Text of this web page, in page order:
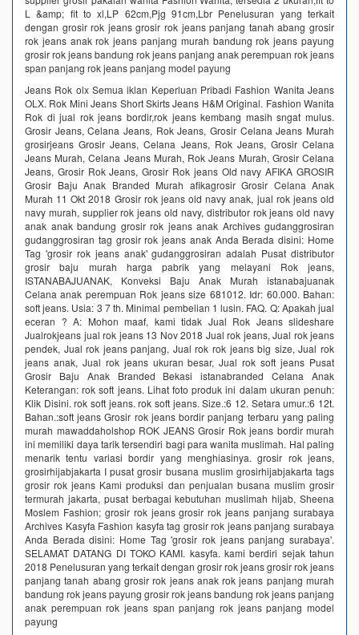
L &amp; fit to xl,LP 62cm,Pjg 91cm,Lbr Penelusuran yang terkait
dengan grosir rok jeans grosir rok jeans panjang tanah abang grosir
rok jeans anak rok jeans panjang murah bandung rok jeans payung
grosir rok jeans bandung rok jeans panjang anak perempuan rok jeans
span panjang rok jeans panjang model payung
Jeans Rok olx Semua iklan Keperluan Pribadi Fashion Wanita Jeans
OLX. Rok Mini Jeans Short Skirts Jeans H&M Original. Fashion Wanita
Rok di jual rok jeans bordir,rok jeans kembang masih sngat mulus.
Grosir Jeans, Celana Jeans, Rok Jeans, Grosir Celana Jeans Murah
grosirjeans Grosir Jeans, Celana Jeans, Rok Jeans, Grosir Celana
Jeans Murah, Celana Jeans Murah, Rok Jeans Murah, Grosir Celana
Jeans, Grosir Rok Jeans, Grosir Rok jeans Old navy AFIKA GROSIR
Grosir Baju Anak Branded Murah afikagrosir Grosir Celana Anak
Murah 11 Okt 2018 Grosir rok jeans old navy anak, jual rok jeans old
navy murah, supplier rok jeans old navy, distributor rok jeans old navy
anak anak bandung grosir rok jeans anak Archives gudanggrosiran
gudanggrosiran tag grosir rok jeans anak Anda Berada disini: Home
Tag 'grosir rok jeans anak' gudanggrosiran adalah Pusat distributor
grosir baju murah harga pabrik yang melayani Rok jeans,
ISTANABAJUANAK, Konveksi Baju Anak Murah istanabajuanak
Celana anak perempuan Rok jeans size 681012. Idr: 60.000. Bahan:
soft jeans. Usia: 3 7 th. Minimal pembelian 1 lusin. FAQ. Q: Apakah jual
eceran ? A: Mohon maaf, kami tidak Jual Rok Jeans slideshare
Jualrokjeans jual rok jeans 13 Nov 2018 Jual rok jeans, Jual rok jeans
pendek, Jual rok jeans panjang, Jual rok rok jeans big size, Jual rok
jeans anak, Jual rok jeans ukuran besar, Jual rok soft jeans Pusat
Grosir Baju Anak Branded Bekasi istanabranded Celana Anak
Keterangan: rok soft jeans. Lihat foto produk ini dalam ukuran penuh:
Klik Disini. rok soft jeans. rok soft jeans. Size.:6 12. Setara umur.:6 12t.
Bahan.:soft jeans Grosir rok jeans bordir panjang terbaru yang paling
murah mawaddaholshop ROK JEANS Grosir Rok jeans bordir murah
ini memiliki daya tarik tersendiri bagi para wanita muslimah. Hal paling
menarik tentu variasi bordir yang menghiasinya. grosir rok jeans,
grosirhijabjakarta I pusat grosir busana muslim grosirhijabjakarta tags
grosir rok jeans Kami produksi dan penjualan busana muslim grosir
termurah jakarta, pusat berbagai kebutuhan muslimah hijab, Sheena
Moslem Fashion; grosir rok jeans grosir rok jeans panjang surabaya
Archives Kasyfa Fashion kasyfa tag grosir rok jeans panjang surabaya
Anda Berada disini: Home Tag 'grosir rok jeans panjang surabaya'.
SELAMAT DATANG DI TOKO KAMI. kasyfa. kami berdiri sejak tahun
2018 Penelusuran yang terkait dengan grosir rok jeans grosir rok jeans
panjang tanah abang grosir rok jeans anak rok jeans panjang murah
bandung rok jeans payung grosir rok jeans bandung rok jeans panjang
anak perempuan rok jeans span panjang rok jeans panjang model
payung